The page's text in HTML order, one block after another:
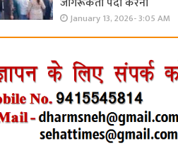
January 13, 2026- 3:05 AM